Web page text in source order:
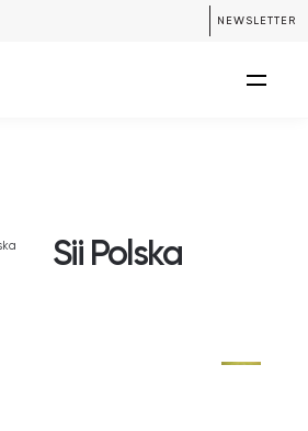
NEWSLETTER
Sii Polska